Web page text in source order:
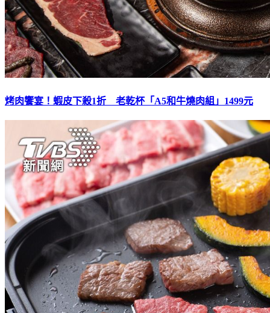
烤肉饗宴！蝦皮下殺1折 老乾杯「A5和牛燒肉組」1499元